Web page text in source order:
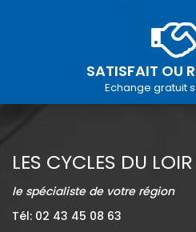
SATISFAIT OU
Echange gratuit
LES CYCLES DU LOIR
le spécialiste de votre région
Tél: 02 43 45 08 63